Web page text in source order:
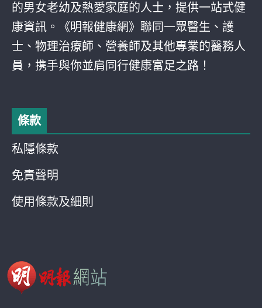
的男女老幼及熱愛家庭的人士，提供一站式健
康資訊。《明報健康網》聯同一眾醫生、護
士、物理治療師、營養師及其他專業的醫務人
員，携手與你並肩同行健康富足之路！
條款
私隱條款
免責聲明
使用條款及細則